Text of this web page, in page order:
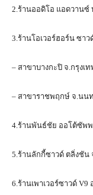
2.ร้านออดิโอ แอดวานซ์
3.ร้านโอเวอร์ฮอร์น ซาว
– สาขาบางกะปิ จ.กรุงเท
– สาขาราชพฤกษ์ จ.นนท
4.ร้านพันธ์ชัย ออโต้ซัพพ
5.ร้านลักกี้ซาวด์ ตลิ่งชัน
6.ร้านเพาเวอร์ซาวด์ V9